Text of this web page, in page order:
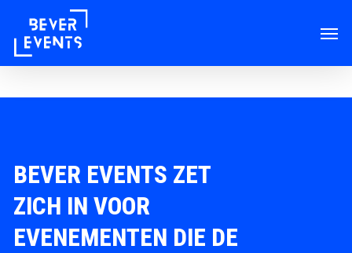
to
main
BEVER EVENTS ZET
ZICH IN VOOR
EVENEMENTEN DIE DE